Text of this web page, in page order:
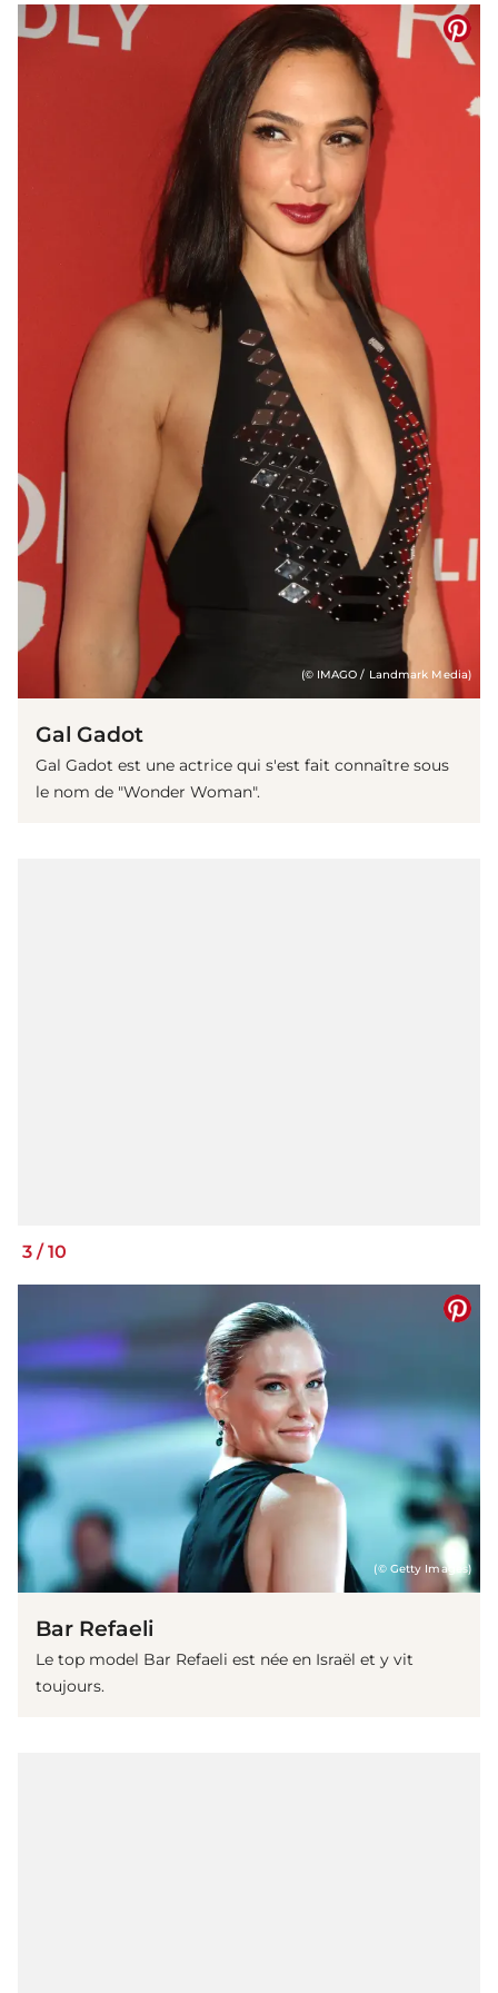
(© IMAGO / Landmark Media)
Gal Gadot
Gal Gadot est une actrice qui s'est fait connaître sous
le nom de "Wonder Woman".
3 /10
(© Getty Images)
Bar Refaeli
Le top model Bar Refaeli est née en Israël et y vit
toujours.